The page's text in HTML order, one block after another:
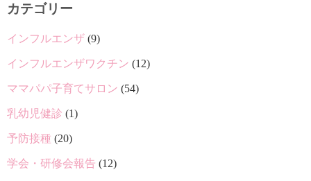
カテゴリー
インフルエンザ (9)
インフルエンザワクチン (12)
ママパパ子育てサロン (54)
乳幼児健診 (1)
予防接種 (20)
学会・研修会報告 (12)